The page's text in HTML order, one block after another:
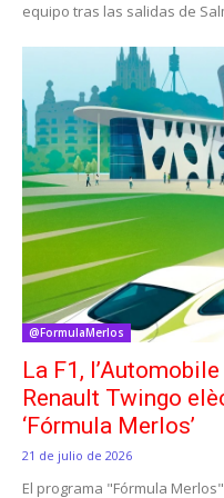
equipo tras las salidas de
@FormulaMerlos
La F1,
Renault Twingo
‘Fórmula Merlos’
21 de julio de 2026
El programa "Fórmula